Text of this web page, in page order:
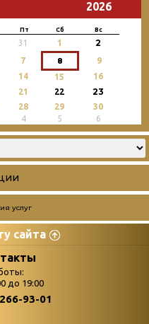
2026
Пт Сб Вс
31 1 2
7 8
9
14 15
16
21 22 23
28 29
30
4 5 6
услуг
сайта
поступлений
до 19:00
93-01